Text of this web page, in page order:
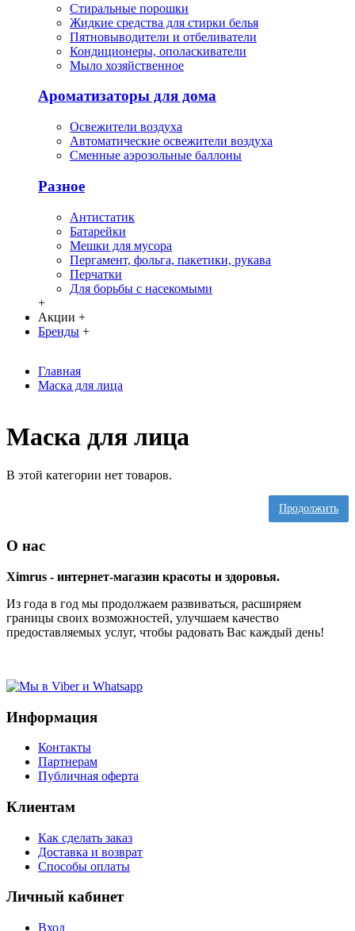
Стиральные порошки
Жидкие средства для стирки белья
Пятновыводители и отбеливатели
Кондиционеры, ополаскиватели
Мыло хозяйственное
Ароматизаторы для дома
Освежители воздуха
Автоматические освежители воздуха
Сменные аэрозольные баллоны
Разное
Антистатик
Батарейки
Мешки для мусора
Пергамент, фольга, пакетики, рукава
Перчатки
Для борьбы с насекомыми
+
Акции +
Бренды +
Главная
Маска для лица
Маска для лица
В этой категории нет товаров.
Продолжить
О нас
Ximrus - интернет-магазин красоты и здоровья.
Из года в год мы продолжаем развиваться, расширяем
границы своих возможностей, улучшаем качество
предоставляемых услуг, чтобы радовать Вас каждый день!
Информация
Контакты
Партнерам
Публичная оферта
Клиентам
Как сделать заказ
Доставка и возврат
Способы оплаты
Личный кабинет
Вход